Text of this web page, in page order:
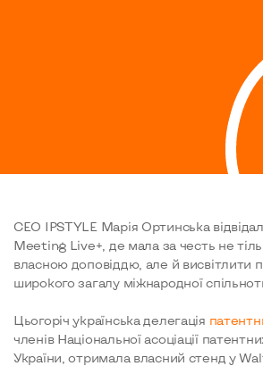
CEO IPSTYLE Марія Ортинська
Meeting Live+, де мала за честь не
власною доповіддю, але й висвітлити
широкого загалу міжнародної
Цьогоріч українська делегація
членів Національної асоціації
України, отримала власний стенд у